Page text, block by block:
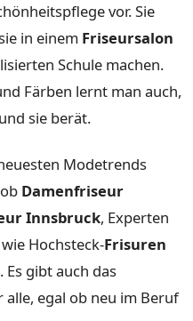
vor. Sie
in einem Friseursalon
Schule machen.
Färben lernt man auch,
sie berät.
Modetrends
Damenfriseur
Innsbruck, Experten
Hochsteck-Frisuren
gibt auch das
egal ob neu im Beruf